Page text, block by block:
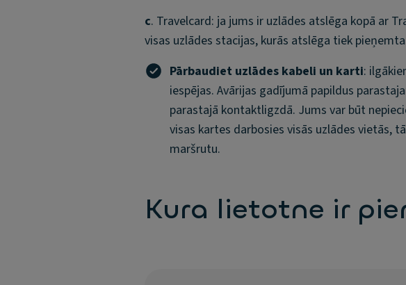
c. Travelcard: ja jums ir uzlādes atslēga kopā ar
visas uzlādes stacijas, kurās atslēga tiek
Pārbaudiet uzlādes kabeli un karti:
iespējas. Avārijas gadījumā papildus
parastajā kontaktligzdā. Jums var būt
visas kartes darbosies visās uzlādes vietās,
maršrutu.
Kura lietotne ir